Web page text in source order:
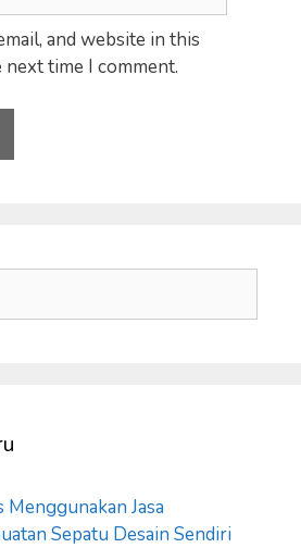
and website in this
time I comment.
Menggunakan Jasa
Sepatu Desain Sendiri